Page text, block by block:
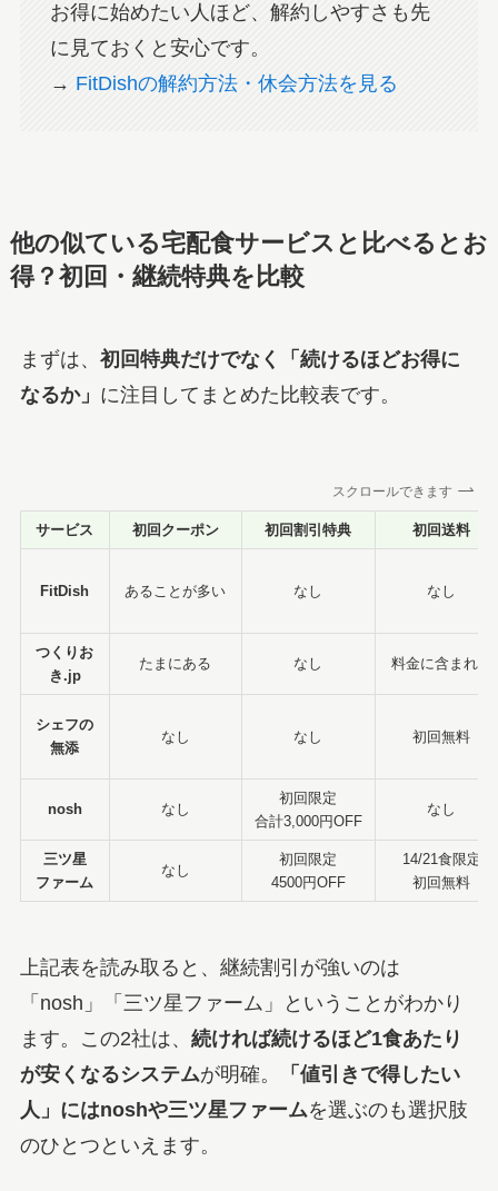
お得に始めたい人ほど、解約しやすさも先
に見ておくと安心です。
→ FitDishの解約方法・休会方法を見る
他の似ている宅配食サービスと比べるとお
得？初回・継続特典を比較
まずは、 初回特典だけでなく「続けるほどお得に
なるか」 に注目してまとめた比較表です。
スクロールできます
サービス 初回クーポン 初回割引特典 初回送料
FitDish あることが多い なし なし
つくりお
き.jp
たまにある なし 料金に含まれる
シェフの
無添
なし なし 初回無料
nosh なし
初回限定
合計3,000円OFF
なし
三ツ星
ファーム
なし
初回限定
4500円OFF
14/21食限定
初回無料
上記表を読み取ると、継続割引が強いのは
「nosh」「三ツ星ファーム」ということがわかり
ます。この2社は、 続ければ続けるほど1食あたり
が安くなるシステムが明確。
「値引きで得したい
人」にはnoshや三ツ星ファームを選ぶのも選択肢
のひとつといえます。